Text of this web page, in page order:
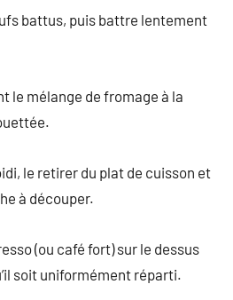
battus, puis battre lentement
le mélange de fromage à la
le retirer du plat de cuisson et
à découper.
(ou café fort) sur le dessus
soit uniformément réparti.